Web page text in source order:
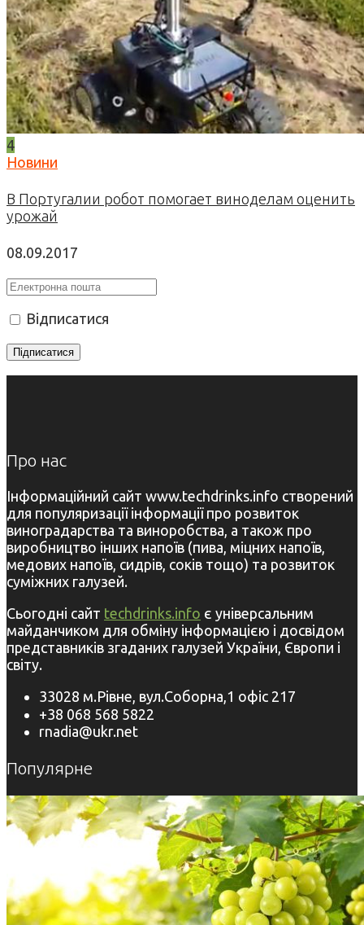
4
Новини
В Португалии робот помогает виноделам оценить
урожай
08.09.2017
Відписатися
Про нас
Інформаційний сайт www.techdrinks.info створений
для популяризації інформації про розвиток
виноградарства та виноробства, а також про
виробництво інших напоїв (пива, міцних напоїв,
медових напоїв, сидрів, соків тощо) та розвиток
суміжних галузей.
Сьогодні сайт techdrinks.info є універсальним
майданчиком для обміну інформацією і досвідом
представників згаданих галузей України, Європи і
світу.
33028 м.Рівне, вул.Соборна,1 офіс 217
+38 068 568 5822
rnadia@ukr.net
Популярне